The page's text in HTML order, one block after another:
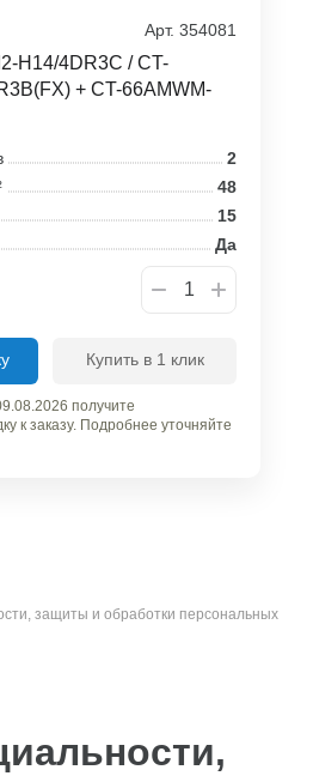
Арт. 354081
H14/4DR3C / CT-
+ CT-66AMWM-
2
48
15
Да
Купить в 1 клик
получите
к заказу. Подробнее уточняйте
защиты и обработки персональных